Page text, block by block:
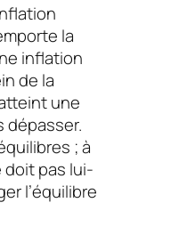
la
inflation
de la
une
dépasser.
; à
doit pas lui-
l’équilibre